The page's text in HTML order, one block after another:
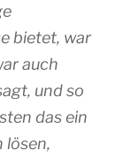
bietet, war
auch
und so
das ein
lösen,